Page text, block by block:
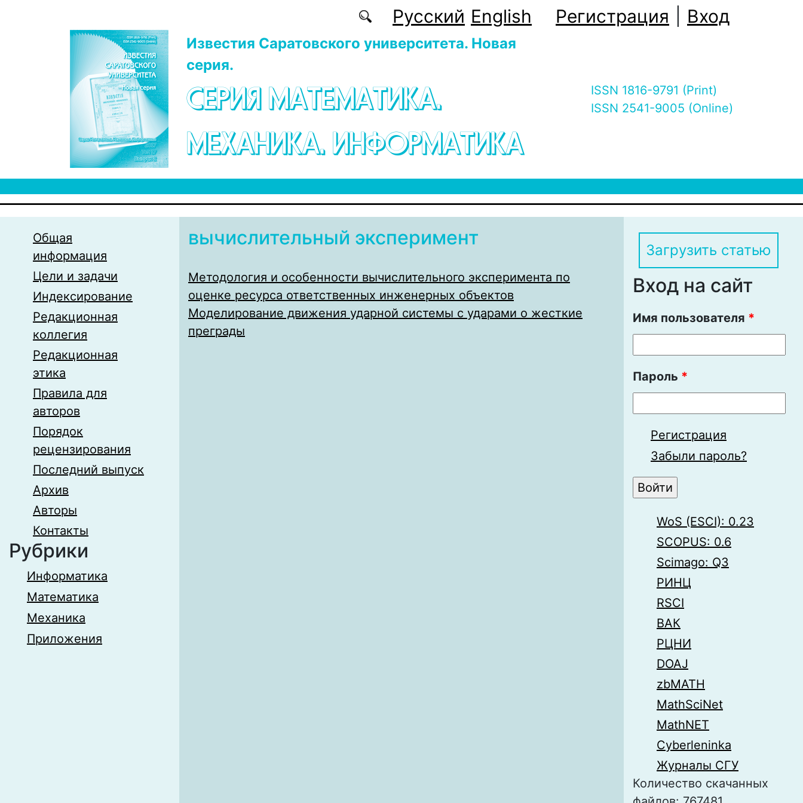
Русский English Регистрация Вход
Известия Саратовского университета. Новая
серия.
СЕРИЯ МАТЕМАТИКА.
МЕХАНИКА. ИНФОРМАТИКА
ISSN 1816-9791 (Print)
ISSN 2541-9005 (Online)
Общая
информация
Цели и задачи
Индексирование
Редакционная
коллегия
Редакционная
этика
Правила для
авторов
Порядок
рецензирования
Последний выпуск
Архив
Авторы
Контакты
Рубрики
Информатика
Математика
Механика
Приложения
вычислительный эксперимент
Методология и особенности вычислительного эксперимента по
оценке ресурса ответственных инженерных объектов
Моделирование движения ударной системы с ударами о жесткие
преграды
Загрузить статью
Вход на сайт
Имя пользователя *
Пароль *
Регистрация
Забыли пароль?
WoS (ESCI): 0.23
SCOPUS: 0.6
Scimago: Q3
РИНЦ
RSCI
ВАК
РЦНИ
DOAJ
zbMATH
MathSciNet
MathNET
Cyberleninka
Журналы СГУ
Количество скачанных